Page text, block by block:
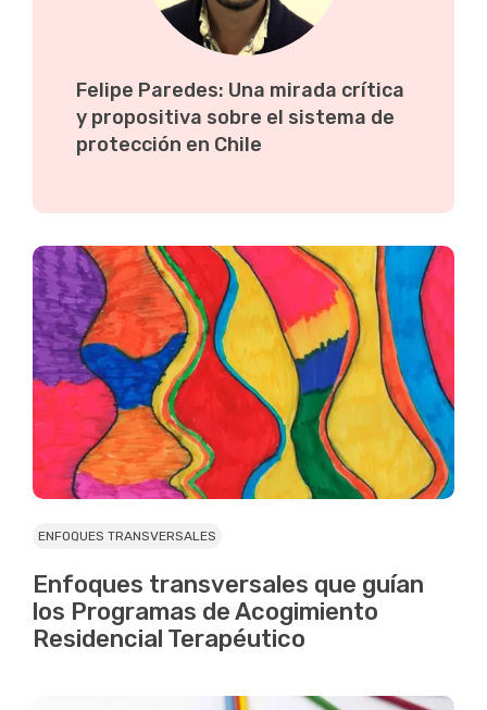
Felipe Paredes: Una mirada crítica
y propositiva sobre el sistema de
protección en Chile
ENFOQUES TRANSVERSALES
Enfoques transversales que guían
los Programas de Acogimiento
Residencial Terapéutico